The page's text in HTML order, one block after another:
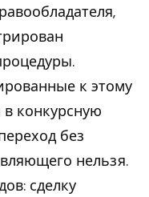
к этому
конкурсную
без
нельзя.
сделку